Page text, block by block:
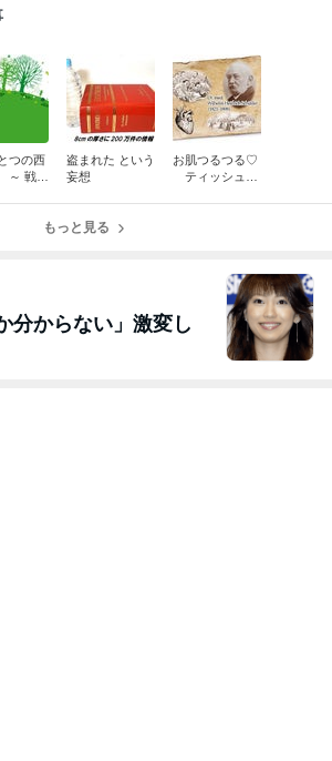
つの西
戦わ
盗まれた という
妄想
お肌つるつる♡
ティッシュソ
もっと見る
分からない」激変し